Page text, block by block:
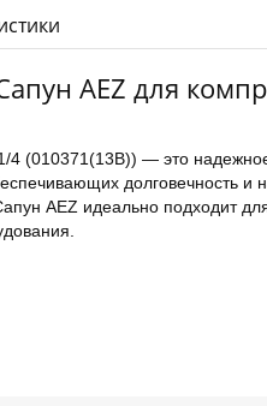
AEZ для
(010371(13B)) — это
долговечность и
AEZ идеально подходит